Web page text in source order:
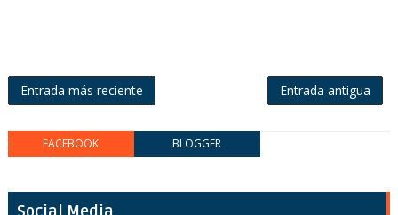
Entrada más reciente Entrada antigua
FACEBOOK BLOGGER